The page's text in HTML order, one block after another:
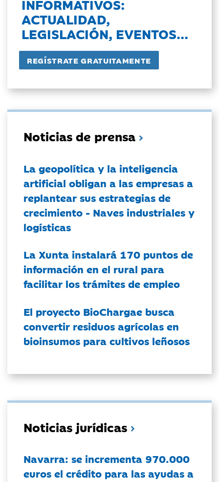
INFORMATIVOS:
ACTUALIDAD,
LEGISLACIÓN, EVENTOS...
Noticias de prensa
La geopolítica y la inteligencia
artificial obligan a las empresas a
replantear sus estrategias de
crecimiento - Naves industriales y
logísticas
La Xunta instalará 170 puntos de
información en el rural para
facilitar los trámites de empleo
El proyecto BioChargae busca
convertir residuos agrícolas en
bioinsumos para cultivos leñosos
Noticias jurídicas
Navarra: se incrementa 970.000
euros el crédito para las ayudas a